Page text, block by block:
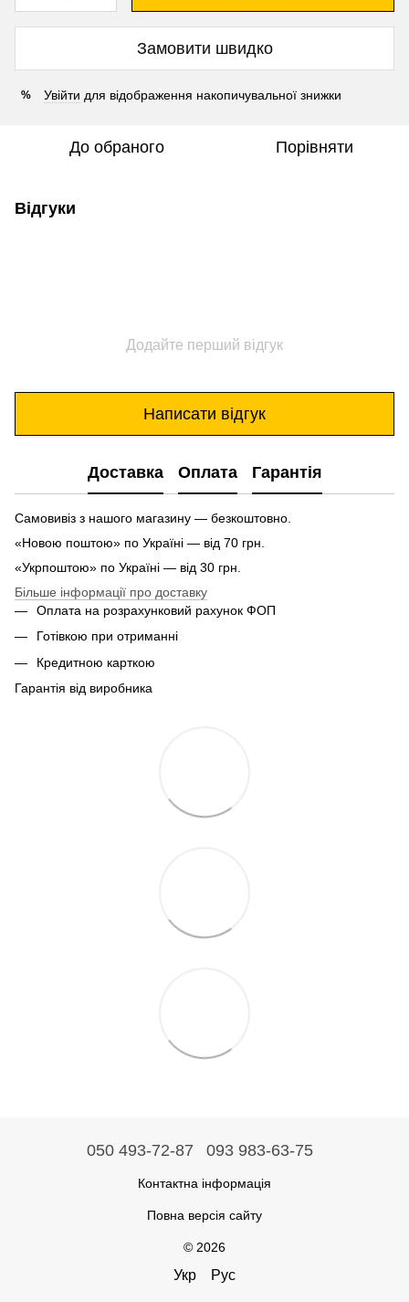
Замовити швидко
% Увійти для відображення накопичувальної знижки
До обраного Порівняти
Відгуки
Додайте перший відгук
Написати відгук
Доставка Оплата Гарантія
Самовивіз з нашого магазину — безкоштовно.
«Новою поштою» по Україні — від 70 грн.
«Укрпоштою» по Україні — від 30 грн.
Більше інформації про доставку
Оплата на розрахунковий рахунок ФОП
Готівкою при отриманні
Кредитною карткою
Гарантія від виробника
050 493-72-87 093 983-63-75
Контактна інформація
Повна версія сайту
© 2026
Укр Рус